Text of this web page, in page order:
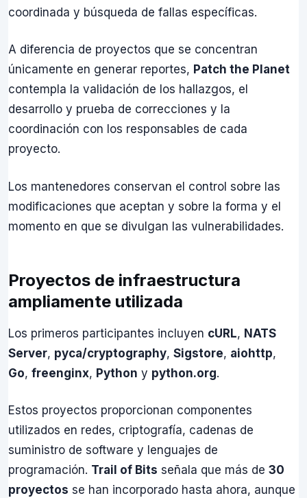
coordinada y búsqueda de fallas específicas.
A diferencia de proyectos que se concentran
únicamente en generar reportes, Patch the Planet
contempla la validación de los hallazgos, el
desarrollo y prueba de correcciones y la
coordinación con los responsables de cada
proyecto.
Los mantenedores conservan el control sobre las
modificaciones que aceptan y sobre la forma y el
momento en que se divulgan las vulnerabilidades.
Proyectos de infraestructura
ampliamente utilizada
Los primeros participantes incluyen cURL, NATS
Server, pyca/cryptography, Sigstore, aiohttp,
Go, freenginx, Python y python.org.
Estos proyectos proporcionan componentes
utilizados en redes, criptografía, cadenas de
suministro de software y lenguajes de
programación. Trail of Bits señala que más de 30
proyectos se han incorporado hasta ahora, aunque